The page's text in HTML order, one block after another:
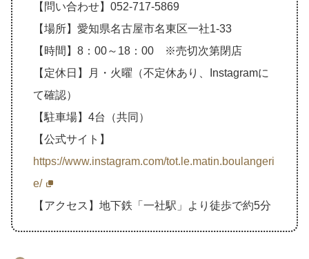
【問い合わせ】052-717-5869
【場所】愛知県名古屋市名東区一社1-33
【時間】8：00～18：00 ※売切次第閉店
【定休日】月・火曜（不定休あり、Instagramに
て確認）
【駐車場】4台（共同）
【公式サイト】
https://www.instagram.com/tot.le.matin.boulangeri
e/
【アクセス】地下鉄「一社駅」より徒歩で約5分